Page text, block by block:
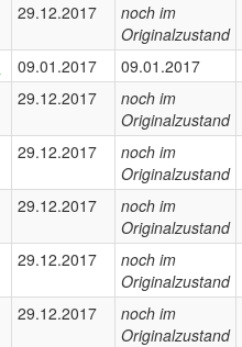
29.12.2017
noch im
Originalzustand
09.01.2017
09.01.2017
29.12.2017
noch im
Originalzustand
29.12.2017
noch im
Originalzustand
29.12.2017
noch im
Originalzustand
29.12.2017
noch im
Originalzustand
29.12.2017
noch im
Originalzustand